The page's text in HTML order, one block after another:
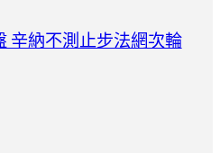
辛納不測止步法網次輪